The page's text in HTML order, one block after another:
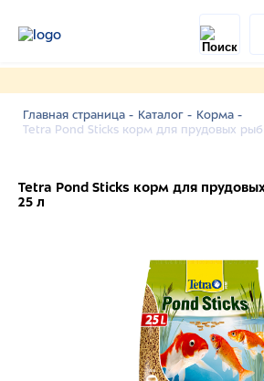
Главная страница - Каталог - Корма -
Tetra Pond Sticks корм для прудовых рыб
Tetra Pond Sticks корм для
25 л